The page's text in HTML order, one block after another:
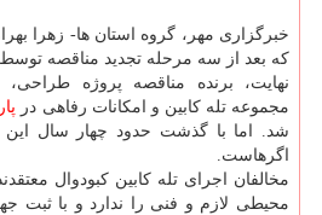
كه بعد از سه مرحله تجدید مناقصه توسط
نهایت، برنده مناقصه پروژه طراحی،
مجموعه تله كابین و امكانات رفاهی در
شد. اما با گذشت حدود چهار سال این
اگرهاست.
مخالفان اجرای تله كابین كبودوال
محیطی لازم و فنی را ندارد و با ثبت